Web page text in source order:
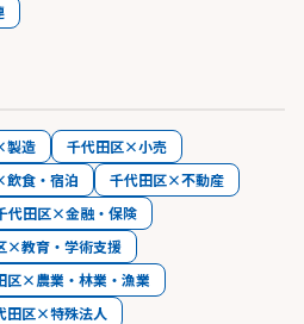
製造
千代田区×小売
食・宿泊
千代田区×不動産
代田区×金融・保険
×教育・学術支援
区×農業・林業・漁業
田区×特殊法人